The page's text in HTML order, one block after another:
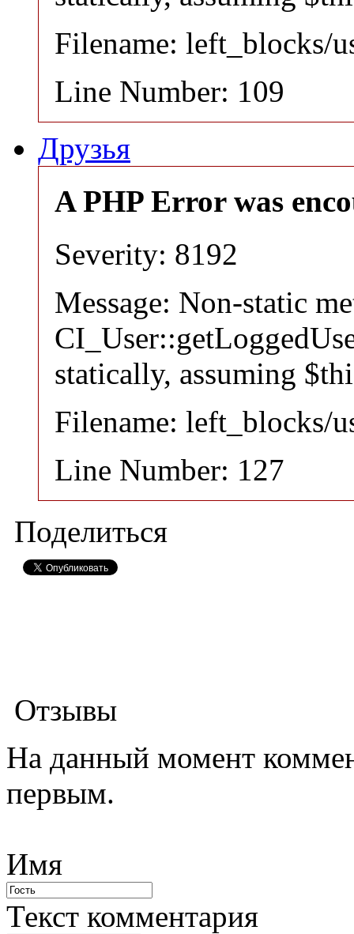
Filename: left_blocks/
Line Number: 109
Друзья
A PHP Error was
Severity: 8192
Message: Non-static
statically, assuming
Filename: left_blocks/
Line Number: 127
Поделиться
Отзывы
На данный момент
первым.
Имя
Текст комментария